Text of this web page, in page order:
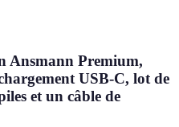
Ansmann Premium,
USB-C, lot de
et un câble de